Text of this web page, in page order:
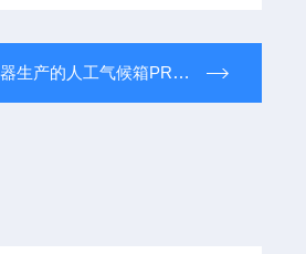
箱PRX-350A享受诺基仪器优质售后服务